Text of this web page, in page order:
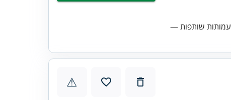
שותפות —
⚠